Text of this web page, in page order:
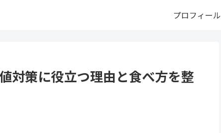
プロフィール
対策に役立つ理由と食べ方を整